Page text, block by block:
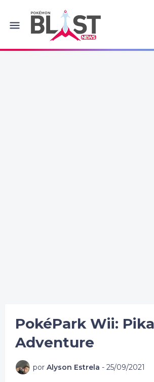
PokéPark Wii:
Adventure
por Alyson Estrela - 25/09/2021